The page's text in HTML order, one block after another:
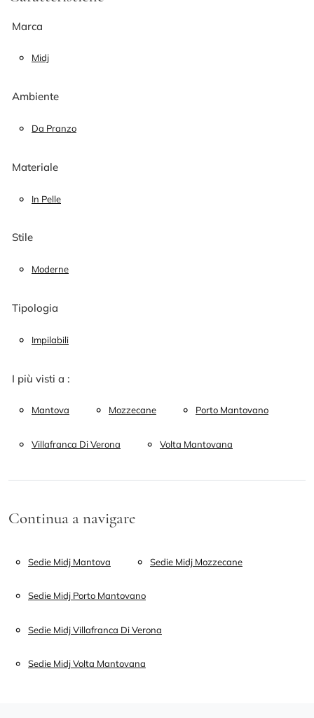
Marca
Midj
Ambiente
Da Pranzo
Materiale
In Pelle
Stile
Moderne
Tipologia
Impilabili
I più visti a :
Mantova Mozzecane Porto Mantovano
Villafranca Di Verona Volta Mantovana
Continua a navigare
Sedie Midj Mantova Sedie Midj Mozzecane
Sedie Midj Porto Mantovano
Sedie Midj Villafranca Di Verona
Sedie Midj Volta Mantovana